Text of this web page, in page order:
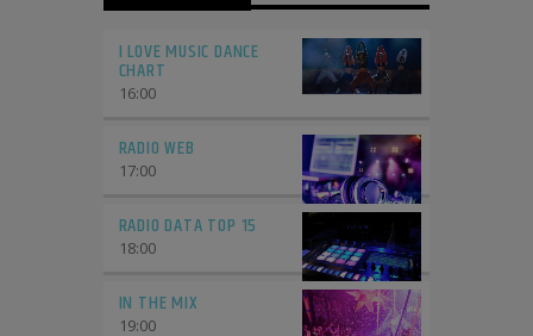
I LOVE MUSIC DANCE
CHART
16:00
RADIO WEB
17:00
RADIO DATA TOP 15
18:00
IN THE MIX
19:00